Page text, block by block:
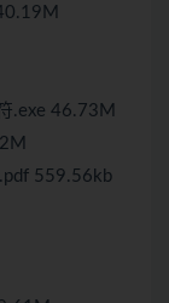
.exe 46.73M
559.56kb